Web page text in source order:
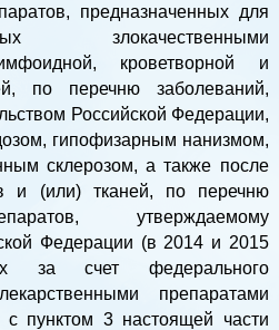
предназначенных для
злокачественными
кроветворной и
по перечню заболеваний,
Российской Федерации,
гипофизарным нанизмом,
склерозом, а также после
и (или) тканей, по перечню
утверждаемому
Федерации (в 2014 и 2015
за счет федерального
препаратами
с пунктом 3 настоящей части